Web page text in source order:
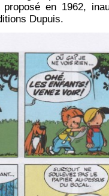
en 1962,
Dupuis.